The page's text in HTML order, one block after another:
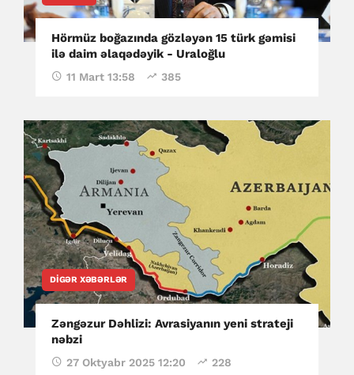
Hörmüz boğazında gözləyən 15 türk gəmisi
ilə daim əlaqədəyik - Uraloğlu
11 Mart 13:58 385
DIGƏR XƏBƏRLƏR
Zəngəzur Dəhlizi: Avrasiyanın yeni strateji
nəbzi
27 Oktyabr 2025 12:20 228